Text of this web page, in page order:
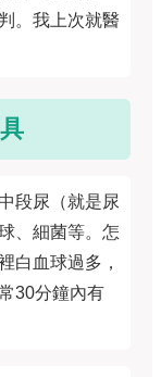
。我上次就醫
段尿（就是尿
、細菌等。怎
白血球過多，
30分鐘內有